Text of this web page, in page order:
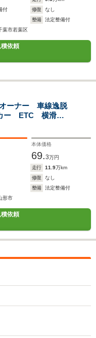
付 修復
なし
整備
法定整備付
葉市若葉区
依頼
ーナー 車線逸脱
ー ETC 横滑り
本体価格
69.3万円
走行 11.9万km
修復
なし
整備
法定整備付
形市
依頼